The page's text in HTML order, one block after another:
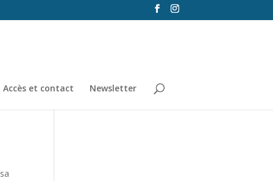
Accès et contact Newsletter